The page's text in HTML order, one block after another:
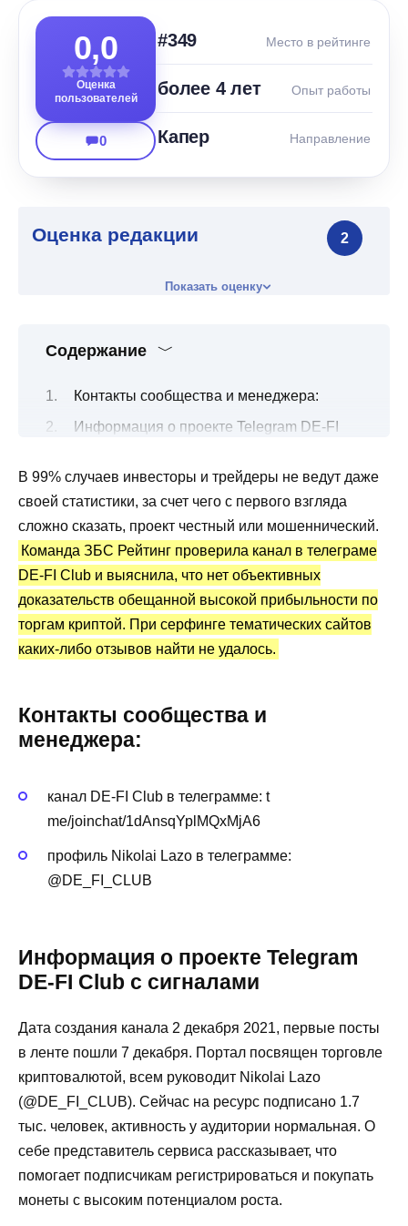
0,0
Оценка
пользователей
0
#349 Место в рейтинге
более 4 лет Опыт работы
Капер Направление
Оценка редакции 2
Показать оценку
Содержание
Контакты сообщества и менеджера:
Информация о проекте Telegram DE-FI
Бесплатные и платные сигналы
Канал Telegram DE-FI Club: статистика и
отзывы
Преимущества и недостатки
В 99% случаев инвесторы и трейдеры не ведут даже
своей статистики, за счет чего с первого взгляда
сложно сказать, проект честный или мошеннический.
Команда ЗБС Рейтинг проверила канал в телеграме
DE-FI Club и выяснила, что нет объективных
доказательств обещанной высокой прибыльности по
торгам криптой. При серфинге тематических сайтов
каких-либо отзывов найти не удалось.
Контакты сообщества и
менеджера:
канал DE-FI Club в телеграмме: t
me/joinchat/1dAnsqYplMQxMjA6
профиль Nikolai Lazo в телеграмме:
@DE_FI_CLUB
Информация о проекте Telegram
DE-FI Club с сигналами
Дата создания канала 2 декабря 2021, первые посты
в ленте пошли 7 декабря. Портал посвящен торговле
криптовалютой, всем руководит Nikolai Lazo
(@DE_FI_CLUB). Сейчас на ресурс подписано 1.7
тыс. человек, активность у аудитории нормальная. О
себе представитель сервиса рассказывает, что
помогает подписчикам регистрироваться и покупать
монеты с высоким потенциалом роста.